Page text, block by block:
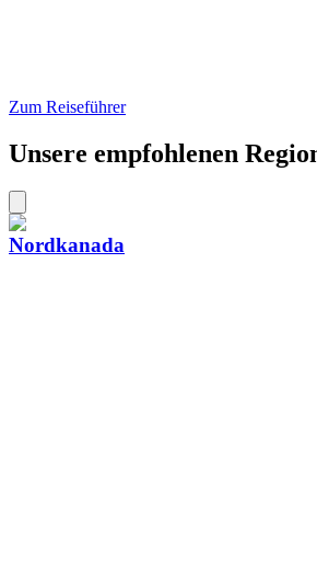
Zum Reiseführer
Unsere empfohlenen
Nordkanada